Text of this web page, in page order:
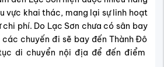
vực khai thác, mang lại sự linh hoạt
phí. Do Lạc Sơn chưa có sân bay
chuyến đi sẽ bay đến Thành Đô
di chuyển nội địa để đến điểm